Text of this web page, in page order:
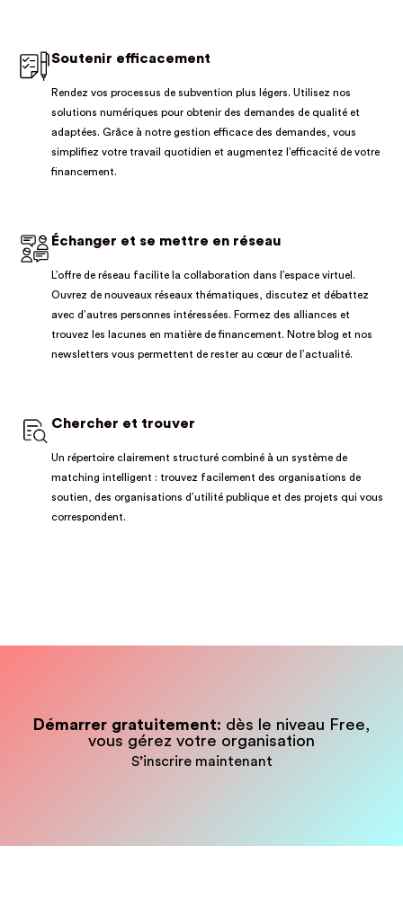
Soutenir efficacement
Rendez vos processus de subvention plus légers. Utilisez nos
solutions numériques pour obtenir des demandes de qualité et
adaptées. Grâce à notre gestion efficace des demandes, vous
simplifiez votre travail quotidien et augmentez l’efficacité de votre
financement.
Échanger et se mettre en réseau
L’offre de réseau facilite la collaboration dans l’espace virtuel.
Ouvrez de nouveaux réseaux thématiques, discutez et débattez
avec d’autres personnes intéressées. Formez des alliances et
trouvez les lacunes en matière de financement. Notre blog et nos
newsletters vous permettent de rester au cœur de l’actualité.
Chercher et trouver
Un répertoire clairement structuré combiné à un système de
matching intelligent : trouvez facilement des organisations de
soutien, des organisations d’utilité publique et des projets qui vous
correspondent.
Démarrer gratuitement: dès le niveau Free,
vous gérez votre organisation
S’inscrire maintenant